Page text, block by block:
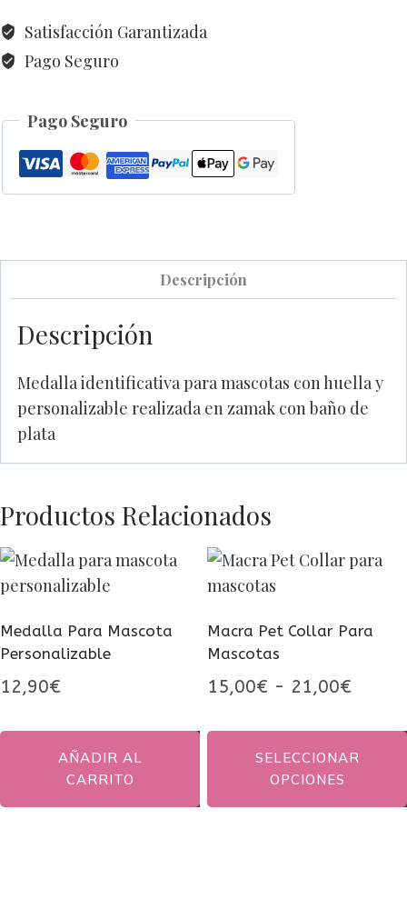
Satisfacción Garantizada
Pago Seguro
Pago Seguro
Descripción
Descripción
Medalla identificativa para mascotas con huella y
personalizable realizada en zamak con baño de
plata
Productos Relacionados
Medalla Para Mascota
Personalizable
12,90€
AÑADIR AL
CARRITO
Macra Pet Collar Para
Mascotas
15,00€ - 21,00€
SELECCIONAR
OPCIONES